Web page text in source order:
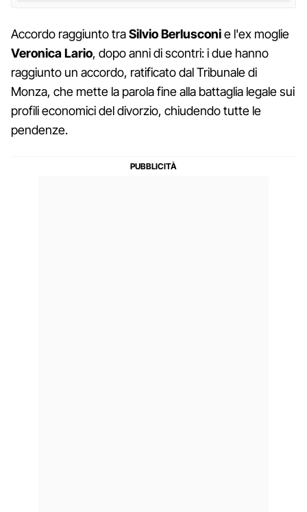
Accordo raggiunto traSilvio Berlusconie l'ex moglie
Veronica Lario, dopo anni di scontri: i due hanno
raggiunto un accordo, ratificato dal Tribunale di
Monza, che mette la parola fine alla battaglia legale sui
profili economici del divorzio, chiudendo tutte le
pendenze.